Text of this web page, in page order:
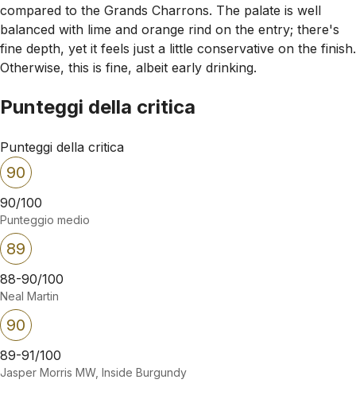
compared to the Grands Charrons. The palate is well
balanced with lime and orange rind on the entry; there's
fine depth, yet it feels just a little conservative on the finish.
Otherwise, this is fine, albeit early drinking.
Punteggi della critica
Punteggi della critica
90
90/100
Punteggio medio
89
88-90/100
Neal Martin
90
89-91/100
Jasper Morris MW, Inside Burgundy